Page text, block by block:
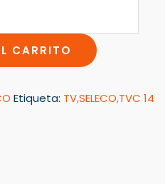
CARRITO
Etiqueta: TV,SELECO,TVC 14